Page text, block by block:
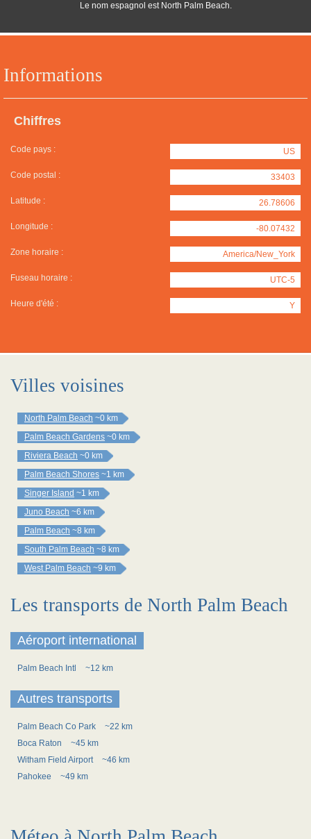
Informations
Chiffres
Code pays : US
Code postal : 33403
Latitude : 26.78606
Longitude : -80.07432
Zone horaire : America/New_York
Fuseau horaire : UTC-5
Heure d'été : Y
Le nom espagnol est North Palm Beach.
Villes voisines
North Palm Beach ~0 km
Palm Beach Gardens ~0 km
Riviera Beach ~0 km
Palm Beach Shores ~1 km
Singer Island ~1 km
Juno Beach ~6 km
Palm Beach ~8 km
South Palm Beach ~8 km
West Palm Beach ~9 km
Les transports de North Palm Beach
Aéroport international
Palm Beach Intl ~12 km
Autres transports
Palm Beach Co Park
~22 km
Boca Raton
~45 km
Witham Field Airport
~46 km
Pahokee
~49 km